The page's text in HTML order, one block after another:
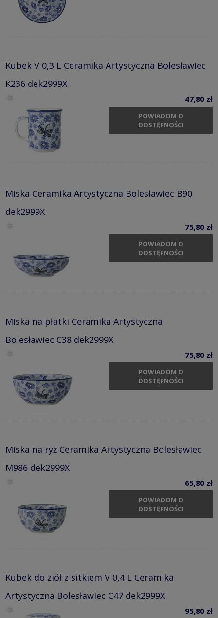
Kubek V 0,3 L Ceramika Artystyczna Bolesławiec
K236 dek2999X
47,80 zł
POWIADOM O
DOSTĘPNOŚCI
Miska Ceramika Artystyczna Bolesławiec B90
dek2999X
75,80 zł
POWIADOM O
DOSTĘPNOŚCI
Miska na płatki Ceramika Artystyczna
Bolesławiec C38 dek2999X
75,80 zł
POWIADOM O
DOSTĘPNOŚCI
Miska na ryż Ceramika Artystyczna Bolesławiec
M986 dek2999X
65,80 zł
POWIADOM O
DOSTĘPNOŚCI
Kubek do ziół z sitkiem V 0,4 L Ceramika
Artystyczna Bolesławiec C47 dek2999X
95,80 zł